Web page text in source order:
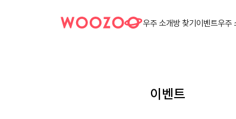
우주 소개방 찾기이벤트우주
이벤트